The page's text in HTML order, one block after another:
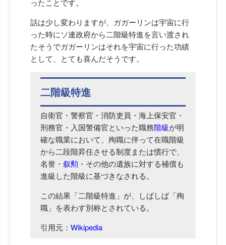
ったことです。
話は少し変わりますが、ガガーリンは宇宙に行
った時にソ連政府から二階級特進を言い渡され
たそうでガガーリンはそれを宇宙に行った功績
として、とても喜んだそうです。
二階級特進
自衛官・警察官・消防吏員・海上保安官・
刑務官・入国警備官といった職務階級が明
確な職業において、殉職に伴って在職階級
から二段階昇任させる制度または慣行で、
名誉・ 叙勲 ・その他の遺族に対する補償も
進級した階級に基づきなされる。
この結果「二階級特進」が、しばしば「殉
職」を表わす別称とされている。
引用元： Wikipedia